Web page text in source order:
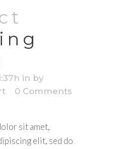
in by
0 Comments
sit amet,
elit, sed do